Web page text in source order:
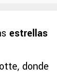
estrellas
donde